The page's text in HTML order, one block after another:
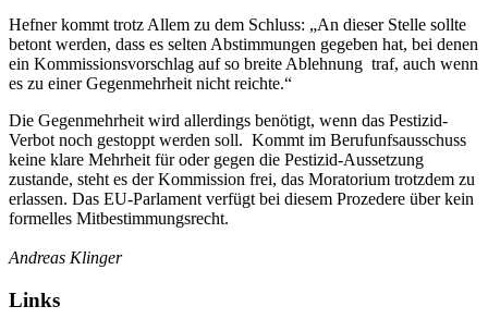
Hefner kommt trotz Allem zu dem Schluss: „An dieser Stelle sollte
betont werden, dass es selten Abstimmungen gegeben hat, bei denen
ein Kommissionsvorschlag auf so breite Ablehnung traf, auch wenn
es zu einer Gegenmehrheit nicht reichte.“
Die Gegenmehrheit wird allerdings benötigt, wenn das Pestizid-
Verbot noch gestoppt werden soll. Kommt im Berufunfsausschuss
keine klare Mehrheit für oder gegen die Pestizid-Aussetzung
zustande, steht es der Kommission frei, das Moratorium trotzdem zu
erlassen. Das EU-Parlament verfügt bei diesem Prozedere über kein
formelles Mitbestimmungsrecht.
Andreas Klinger
Links